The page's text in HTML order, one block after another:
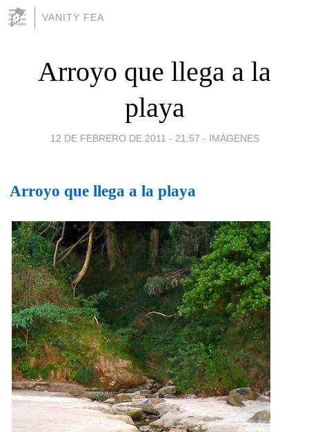
VANITY FEA
Arroyo que llega a la
playa
12 DE FEBRERO DE 2011 - 21:57 - IMÁGENES
Arroyo que llega a la playa